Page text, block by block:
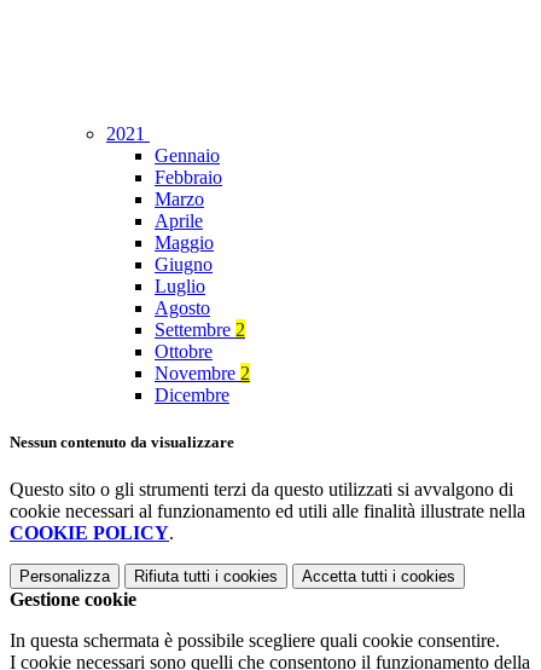
2021
Gennaio
Febbraio
Marzo
Aprile
Maggio
Giugno
Luglio
Agosto
Settembre 2
Ottobre
Novembre 2
Dicembre
Nessun contenuto da visualizzare
Questo sito o gli strumenti terzi da questo utilizzati si avvalgono di
cookie necessari al funzionamento ed utili alle finalità illustrate nella
COOKIE POLICY.
Personalizza Rifiuta tutti i cookies Accetta tutti i cookies
Gestione cookie
In questa schermata è possibile scegliere quali cookie consentire.
I cookie necessari sono quelli che consentono il funzionamento della